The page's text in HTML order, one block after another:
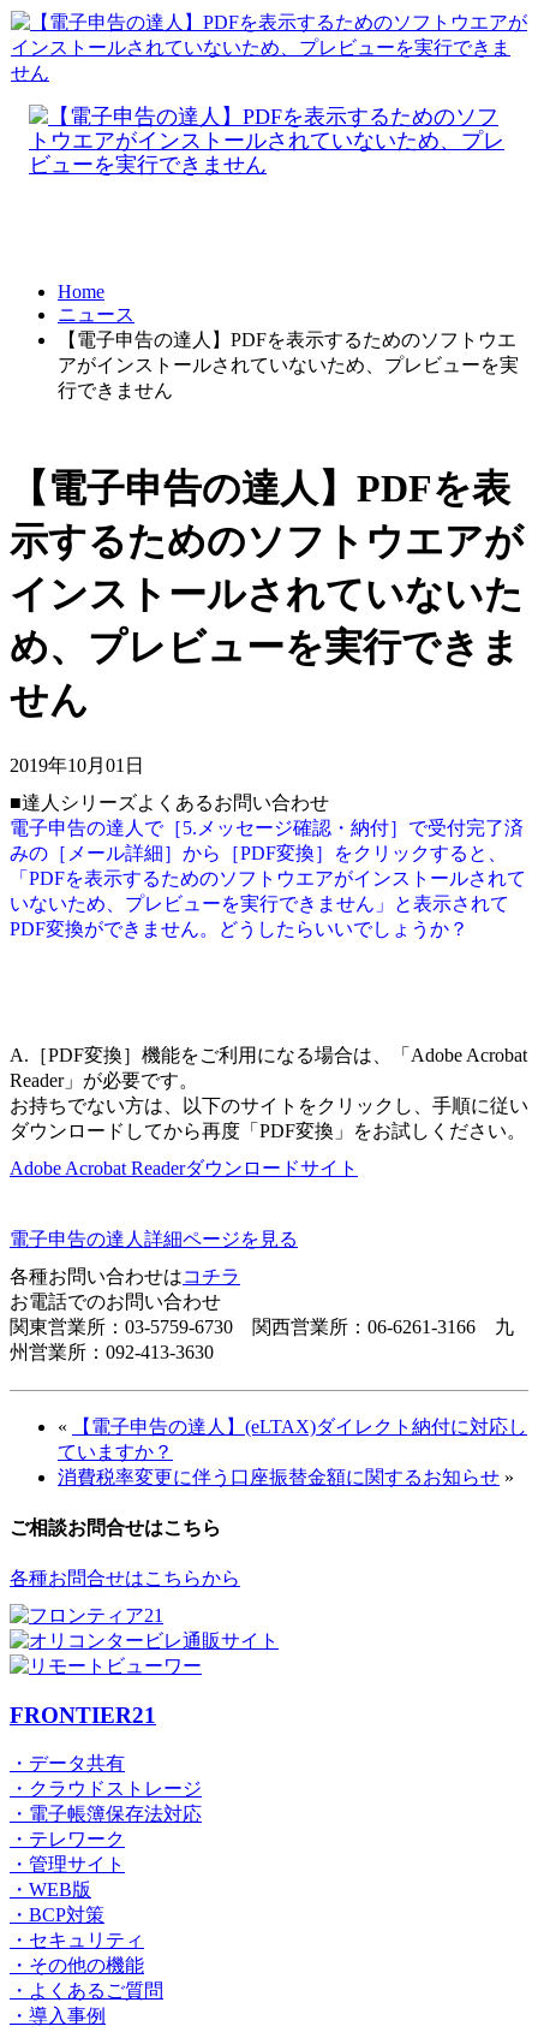
Home
ニュース
【電子申告の達人】PDFを表示するためのソフトウエ
アがインストールされていないため、プレビューを実
行できません
【電子申告の達人】PDFを表
示するためのソフトウエアが
インストールされていないた
め、プレビューを実行できま
せん
2019年10月01日
■達人シリーズよくあるお問い合わせ
電子申告の達人で［5.メッセージ確認・納付］で受付完了済
みの［メール詳細］から［PDF変換］をクリックすると、
「PDFを表示するためのソフトウエアがインストールされて
いないため、プレビューを実行できません」と表示されて
PDF変換ができません。どうしたらいいでしょうか？
A.［PDF変換］機能をご利用になる場合は、「Adobe Acrobat
Reader」が必要です。
お持ちでない方は、以下のサイトをクリックし、手順に従い
ダウンロードしてから再度「PDF変換」をお試しください。
Adobe Acrobat Readerダウンロードサイト
電子申告の達人詳細ページを見る
各種お問い合わせはコチラ
お電話でのお問い合わせ
関東営業所：03-5759-6730 関西営業所：06-6261-3166 九
州営業所：092-413-3630
«
【電子申告の達人】(eLTAX)ダイレクト納付に対応し
ていますか？
消費税率変更に伴う口座振替金額に関するお知らせ »
ご相談お問合せはこちら
各種お問合せはこちらから
FRONTIER21
・データ共有
・クラウドストレージ
・電子帳簿保存法対応
・テレワーク
・管理サイト
・WEB版
・BCP対策
・セキュリティ
・その他の機能
・よくあるご質問
・導入事例